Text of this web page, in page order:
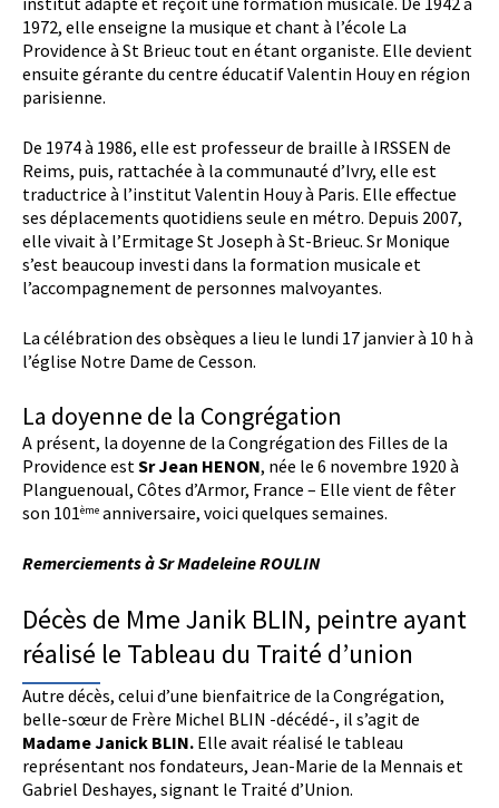
1972, elle enseigne la musique et chant à l’école La
Providence à St Brieuc tout en étant organiste. Elle devient
ensuite gérante du centre éducatif Valentin Houy en région
parisienne.
De 1974 à 1986, elle est professeur de braille à IRSSEN de
Reims, puis, rattachée à la communauté d’Ivry, elle est
traductrice à l’institut Valentin Houy à Paris. Elle effectue
ses déplacements quotidiens seule en métro. Depuis 2007,
elle vivait à l’Ermitage St Joseph à St-Brieuc. Sr Monique
s’est beaucoup investi dans la formation musicale et
l’accompagnement de personnes malvoyantes.
La célébration des obsèques a lieu le lundi 17 janvier à 10 h à
l’église Notre Dame de Cesson.
La doyenne de la Congrégation
A présent, la doyenne de la Congrégation des Filles de la
Providence est Sr Jean HENON, née le 6 novembre 1920 à
Planguenoual, Côtes d’Armor, France – Elle vient de fêter
son 101ème anniversaire, voici quelques semaines.
Remerciements à Sr Madeleine ROULIN
Décès de Mme Janik BLIN, peintre ayant
réalisé le Tableau du Traité d’union
Autre décès, celui d’une bienfaitrice de la Congrégation,
belle-sœur de Frère Michel BLIN -décédé-, il s’agit de
Madame Janick BLIN. Elle avait réalisé le tableau
représentant nos fondateurs, Jean-Marie de la Mennais et
Gabriel Deshayes, signant le Traité d’Union.